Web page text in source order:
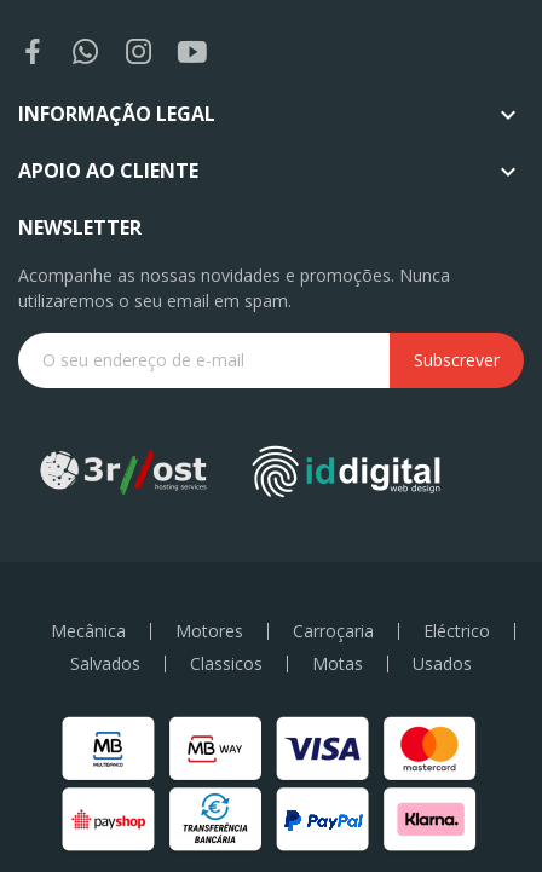
INFORMAÇÃO LEGAL 
APOIO AO CLIENTE 
NEWSLETTER
Acompanhe as nossas novidades e promoções. Nunca
utilizaremos o seu email em spam.
Subscrever
Mecânica Motores Carroçaria
Eléctrico
Salvados
Classicos Motas Usados